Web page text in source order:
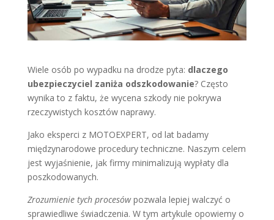
Wiele osób po wypadku na drodze pyta: dlaczego
ubezpieczyciel zaniża odszkodowanie? Często
wynika to z faktu, że wycena szkody nie pokrywa
rzeczywistych kosztów naprawy.
Jako eksperci z MOTOEXPERT, od lat badamy
międzynarodowe procedury techniczne. Naszym celem
jest wyjaśnienie, jak firmy minimalizują wypłaty dla
poszkodowanych.
Zrozumienie tych procesówpozwala lepiej walczyć o
sprawiedliwe świadczenia. W tym artykule opowiemy o